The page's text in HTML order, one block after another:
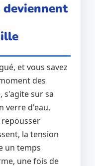
deviennent
et vous savez
des
s'agite sur sa
verre d'eau,
la tension
un temps
une fois de